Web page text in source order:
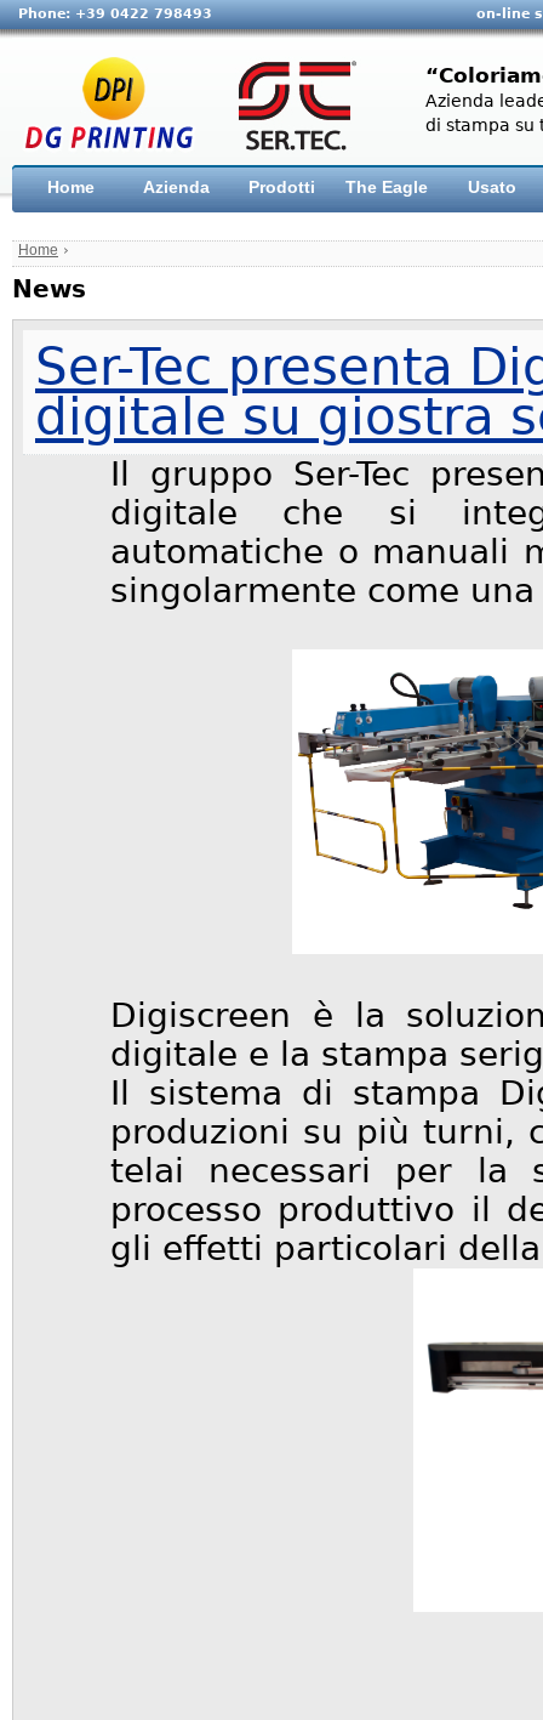
Phone: +39 0422 798493 on-line
Azienda
di stampa su
Home Azienda Prodotti The Eagle Usato
Home ›
News
Ser-Tec presenta
digitale su giostra
Il gruppo Ser-Tec
digitale che si
automatiche o manuali
singolarmente come
Digiscreen è la
digitale e la stampa
Il sistema di stampa
produzioni su più turni,
telai necessari per la
processo produttivo il
gli effetti particolari